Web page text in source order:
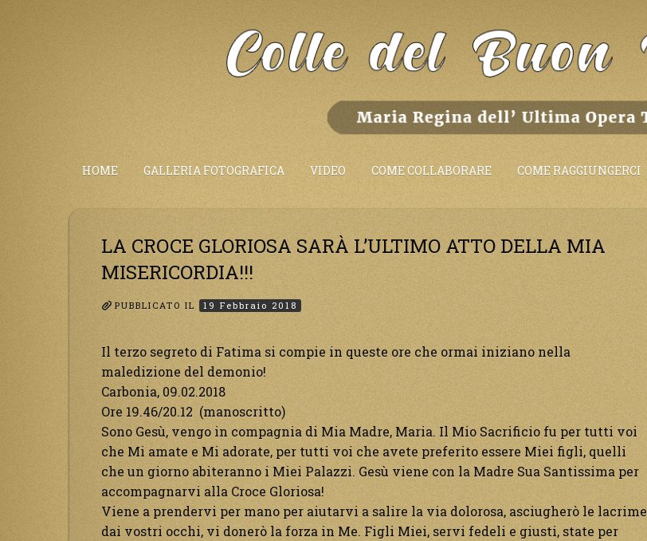
HOME GALLERIA FOTOGRAFICA VIDEO COME COLLABORARE COME RAGGIUNGERCI
LA CROCE GLORIOSA SARÀ L’ULTIMO ATTO DELLA MIA
MISERICORDIA!!!
PUBBLICATO IL 19 Febbraio 2018
Il terzo segreto di Fatima si compie in queste ore che ormai iniziano nella
maledizione del demonio!
Carbonia, 09.02.2018
Ore 19.46/20.12 (manoscritto)
Sono Gesù, vengo in compagnia di Mia Madre, Maria. Il Mio Sacrificio fu per tutti voi
che Mi amate e Mi adorate, per tutti voi che avete preferito essere Miei figli, quelli
che un giorno abiteranno i Miei Palazzi. Gesù viene con la Madre Sua Santissima per
accompagnarvi alla Croce Gloriosa!
Viene a prendervi per mano per aiutarvi a salire la via dolorosa, asciugherò le lacrime
dai vostri occhi, vi donerò la forza in Me. Figli Miei, servi fedeli e giusti, state per